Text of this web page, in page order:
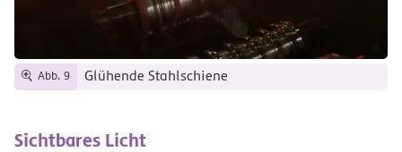
Abb. 9 Glühende Stahlschiene
Sichtbares Licht